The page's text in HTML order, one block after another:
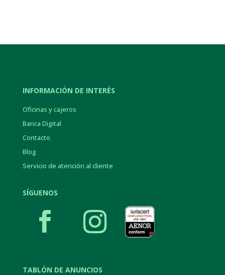
INFORMACIÓN DE INTERÉS
Oficinas y cajeros
Banca Digital
Contacto
Blog
Servicio de atención al cliente
SÍGUENOS
TABLÓN DE ANUNCIOS